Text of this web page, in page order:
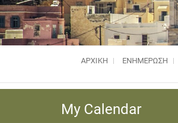
ΑΡΧΙΚΗ ΕΝΗΜΈΡΩΣΗ
My Calendar